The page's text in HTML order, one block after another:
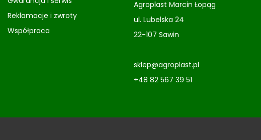
Reklamacje i zwroty
Współpraca
Agroplast Marcin Łopąg
ul. Lubelska 24
22-107 Sawin
sklep@agroplast.pl
+48 82 567 39 51